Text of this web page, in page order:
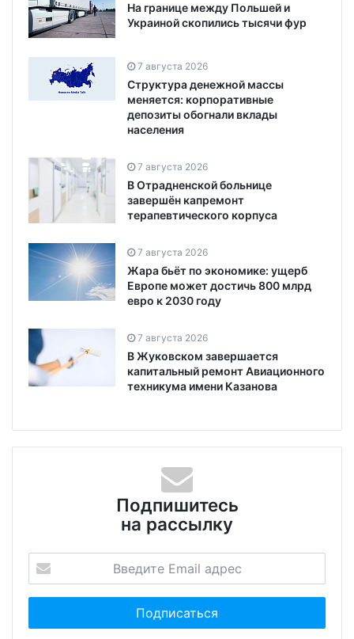
На границе между Польшей и
Украиной скопились тысячи фур
7 августа 2026
Структура денежной массы
меняется: корпоративные
депозиты обогнали вклады
населения
7 августа 2026
В Отрадненской больнице
завершён капремонт
терапевтического корпуса
7 августа 2026
Жара бьёт по экономике: ущерб
Европе может достичь 800 млрд
евро к 2030 году
7 августа 2026
В Жуковском завершается
капитальный ремонт Авиационного
техникума имени Казанова
Подпишитесь
на рассылку